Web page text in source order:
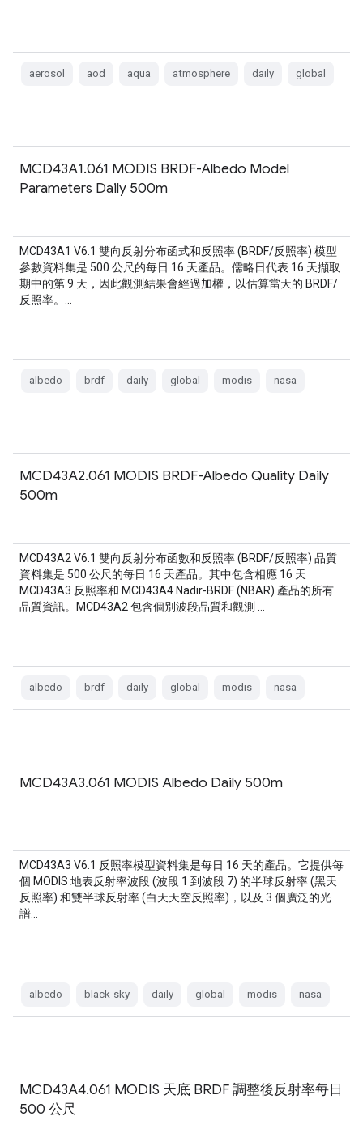
aerosol aod aqua atmosphere daily global
MCD43A1.061 MODIS BRDF-Albedo Model
Parameters Daily 500m
MCD43A1 V6.1 雙向反射分布函式和反照率 (BRDF/反照率) 模型
參數資料集是 500 公尺的每日 16 天產品。儒略日代表 16 天擷取
期中的第 9 天，因此觀測結果會經過加權，以估算當天的 BRDF/
反照率。…
albedo brdf daily global modis nasa
MCD43A2.061 MODIS BRDF-Albedo Quality Daily
500m
MCD43A2 V6.1 雙向反射分布函數和反照率 (BRDF/反照率) 品質
資料集是 500 公尺的每日 16 天產品。其中包含相應 16 天
MCD43A3 反照率和 MCD43A4 Nadir-BRDF (NBAR) 產品的所有
品質資訊。MCD43A2 包含個別波段品質和觀測 …
albedo brdf daily global modis nasa
MCD43A3.061 MODIS Albedo Daily 500m
MCD43A3 V6.1 反照率模型資料集是每日 16 天的產品。它提供每
個 MODIS 地表反射率波段 (波段 1 到波段 7) 的半球反射率 (黑天
反照率) 和雙半球反射率 (白天天空反照率)，以及 3 個廣泛的光
譜…
albedo black-sky daily global modis nasa
MCD43A4.061 MODIS 天底 BRDF 調整後反射率每日
500 公尺